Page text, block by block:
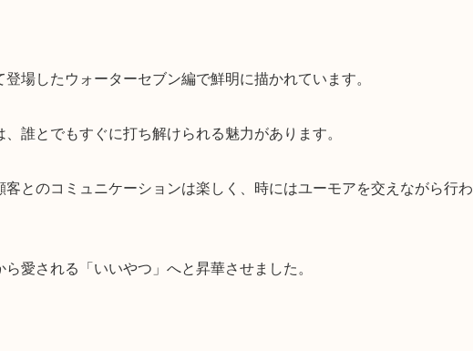
場したウォーターセブン編で鮮明に描かれています。
誰とでもすぐに打ち解けられる魅力があります。
とのコミュニケーションは楽しく、時にはユーモアを交えながら行わ
愛される「いいやつ」へと昇華させました。